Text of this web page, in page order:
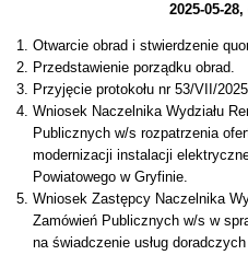
2025-05-
Otwarcie obrad i stwierdzenie
Przedstawienie porządku obrad.
Przyjęcie protokołu nr 53/VII/
Wniosek Naczelnika Wydziału
Publicznych w/s rozpatrzenia
modernizacji instalacji
Powiatowego w Gryfinie.
Wniosek Zastępcy Naczelnika
Zamówień Publicznych w/s w
na świadczenie usług